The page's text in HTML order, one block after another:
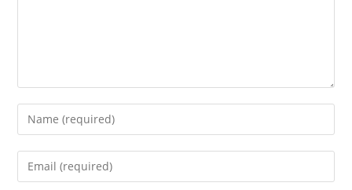
Enter
your
name
Enter
your